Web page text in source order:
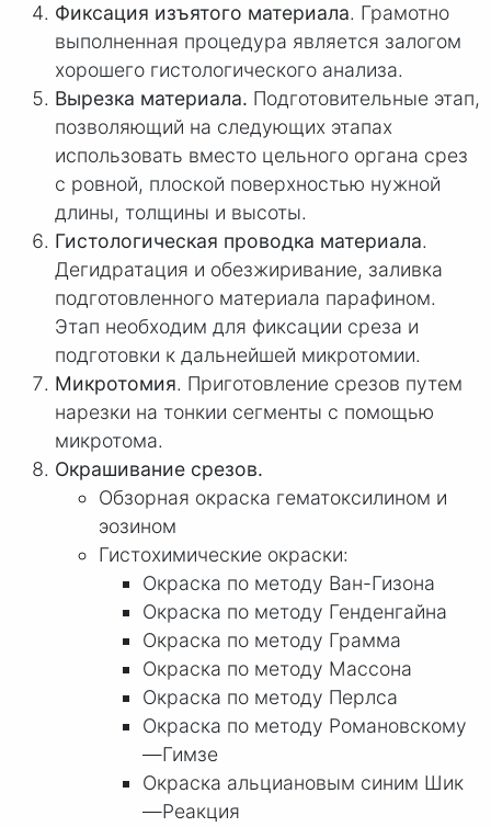
Фиксация изъятого материала. Грамотно
выполненная процедура является залогом
хорошего гистологического анализа.
Вырезка материала. Подготовительные этап,
позволяющий на следующих этапах
использовать вместо цельного органа срез
с ровной, плоской поверхностью нужной
длины, толщины и высоты.
Гистологическая проводка материала.
Дегидратация и обезжиривание, заливка
подготовленного материала парафином.
Этап необходим для фиксации среза и
подготовки к дальнейшей микротомии.
Микротомия. Приготовление срезов путем
нарезки на тонкии сегменты с помощью
микротома.
Окрашивание срезов.
Обзорная окраска гематоксилином и
эозином
Гистохимические окраски:
Окраска по методу Ван-Гизона
Окраска по методу Генденгайна
Окраска по методу Грамма
Окраска по методу Массона
Окраска по методу Перлса
Окраска по методу Романовскому
—Гимзе
Окраска альциановым синим Шик
—Реакция